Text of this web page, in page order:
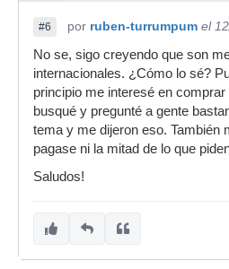
#6 por ruben-turrumpum el
No se, sigo creyendo que son
internacionales. ¿Cómo lo sé?
principio me interesé en
busqué y pregunté a gente
tema y me dijeron eso. También
pagase ni la mitad de lo que
Saludos!